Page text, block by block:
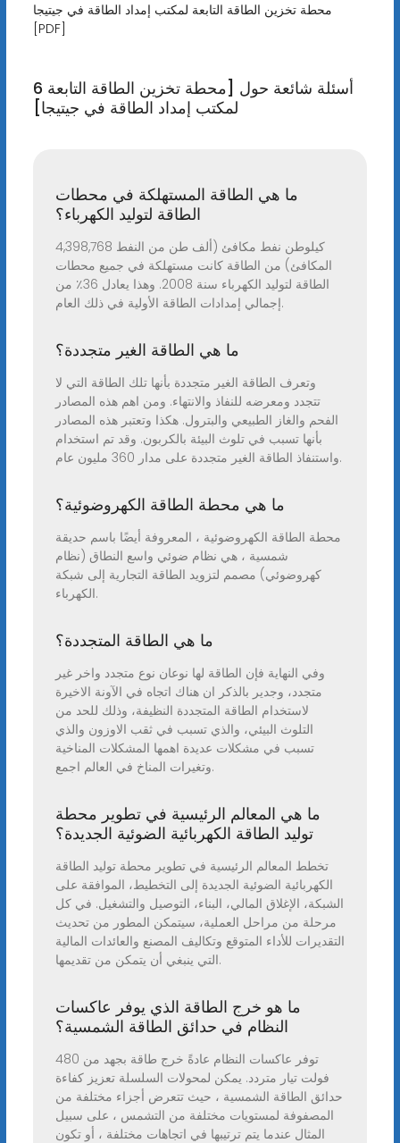
محطة تخزين الطاقة التابعة لمكتب إمداد الطاقة في جيتيجا
[PDF]
6 أسئلة شائعة حول [محطة تخزين الطاقة التابعة
لمكتب إمداد الطاقة في جيتيجا]
ما هي الطاقة المستهلكة في محطات
الطاقة لتوليد الكهرباء؟
4,398,768 كيلوطن نفط مكافئ (ألف طن من النفط
المكافئ) من الطاقة كانت مستهلكة في جميع محطات
الطاقة لتوليد الكهرباء سنة 2008. وهذا يعادل 36٪ من
إجمالي إمدادات الطاقة الأولية في ذلك العام.
ما هي الطاقة الغير متجددة؟
وتعرف الطاقة الغير متجددة بأنها تلك الطاقة التي لا
تتجدد ومعرضه للنفاذ والانتهاء. ومن اهم هذه المصادر
الفحم والغاز الطبيعي والبترول. هكذا وتعتبر هذه المصادر
بأنها تسبب في تلوث البيئة بالكربون. وقد تم استخدام
واستنفاذ الطاقة الغير متجددة على مدار 360 مليون عام.
ما هي محطة الطاقة الكهروضوئية؟
محطة الطاقة الكهروضوئية ، المعروفة أيضًا باسم حديقة
شمسية ، هي نظام ضوئي واسع النطاق (نظام
كهروضوئي) مصمم لتزويد الطاقة التجارية إلى شبكة
الكهرباء.
ما هي الطاقة المتجددة؟
وفي النهاية فإن الطاقة لها نوعان نوع متجدد واخر غير
متجدد، وجدير بالذكر ان هناك اتجاه في الآونة الاخيرة
لاستخدام الطاقة المتجددة النظيفة، وذلك للحد من
التلوث البيئي، والذي تسبب في ثقب الاوزون والذي
تسبب في مشكلات عديدة اهمها المشكلات المناخية
وتغيرات المناخ في العالم اجمع.
ما هي المعالم الرئيسية في تطوير محطة
توليد الطاقة الكهربائية الضوئية الجديدة؟
تخطط المعالم الرئيسية في تطوير محطة توليد الطاقة
الكهربائية الضوئية الجديدة إلى التخطيط، الموافقة على
الشبكة، الإغلاق المالي، البناء، التوصيل والتشغيل. في كل
مرحلة من مراحل العملية، سيتمكن المطور من تحديث
التقديرات للأداء المتوقع وتكاليف المصنع والعائدات المالية
التي ينبغي أن يتمكن من تقديمها.
ما هو خرج الطاقة الذي يوفر عاكسات
النظام في حدائق الطاقة الشمسية؟
توفر عاكسات النظام عادةً خرج طاقة بجهد من 480
فولت تيار متردد. يمكن لمحولات السلسلة تعزيز كفاءة
حدائق الطاقة الشمسية ، حيث تتعرض أجزاء مختلفة من
المصفوفة لمستويات مختلفة من التشمس ، على سبيل
المثال عندما يتم ترتيبها في اتجاهات مختلفة ، أو تكون